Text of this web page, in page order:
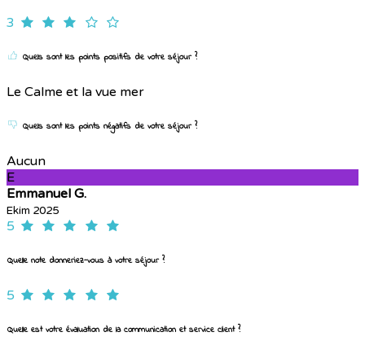
3
Quels sont les points positifs de votre séjour ?
Le Calme et la vue mer
Quels sont les points négatifs de votre séjour ?
Aucun
E
Emmanuel G.
Ekim 2025
5
Quelle note donneriez-vous à votre séjour ?
5
Quelle est votre évaluation de la communication et service client ?